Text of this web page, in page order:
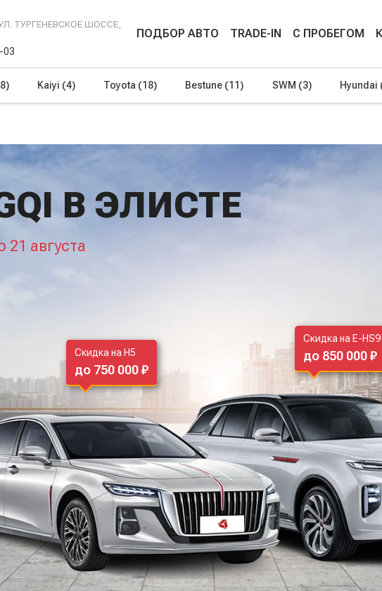
ТУРГЕНЕВСКОЕ ШОССЕ,
03
ПОДБОР АВТО TRADE-IN С ПРОБЕГОМ
Kaiyi (4) Toyota (18) Bestune (11) SWM (3) Hyundai
В ЭЛИСТЕ
августа
Скидка на H5
до 750 000 ₽
Скидка на E-HS9
до 850 000 ₽